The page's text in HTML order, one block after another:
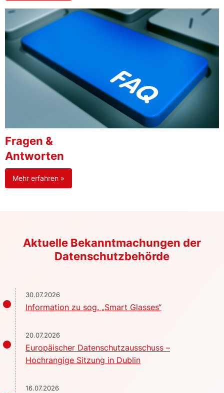
Fragen &
Antworten
Mehr erfahren »
Aktuelle Bekanntmachungen der
Datenschutzbehörde
30.07.2026
Information zu sog. „Smart Glasses“
20.07.2026
Europäischer Datenschutzausschuss –
Hochrangige Sitzung in Dublin
16.07.2026